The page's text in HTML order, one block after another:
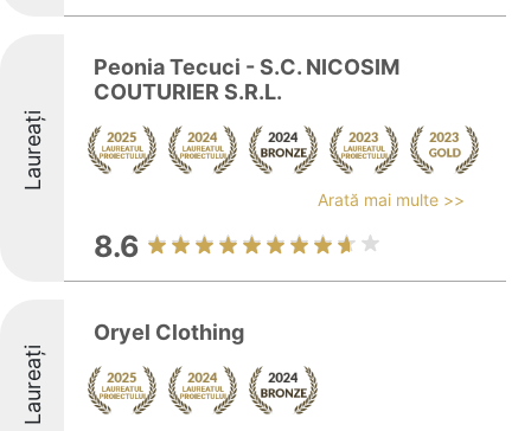
Laureați
Peonia Tecuci - S.C. NICOSIM
COUTURIER S.R.L.
Arată mai multe >>
8.6
Laureați
Oryel Clothing